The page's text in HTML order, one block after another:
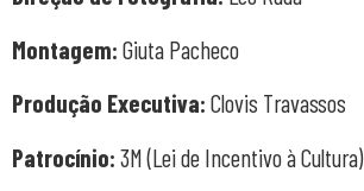
Montagem: Giuta Pacheco
Produção Executiva: Clovis Travassos
Patrocínio: 3M (Lei de Incentivo à Cultura)